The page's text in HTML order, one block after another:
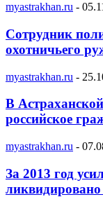
myastrakhan.ru -
Сотрудник
охотничьего
myastrakhan.ru -
В
российское
myastrakhan.ru -
За 2013 год